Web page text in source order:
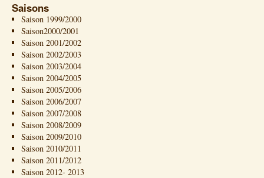
Saisons
Saison 1999/2000
Saison2000/2001
Saison 2001/2002
Saison 2002/2003
Saison 2003/2004
Saison 2004/2005
Saison 2005/2006
Saison 2006/2007
Saison 2007/2008
Saison 2008/2009
Saison 2009/2010
Saison 2010/2011
Saison 2011/2012
Saison 2012- 2013